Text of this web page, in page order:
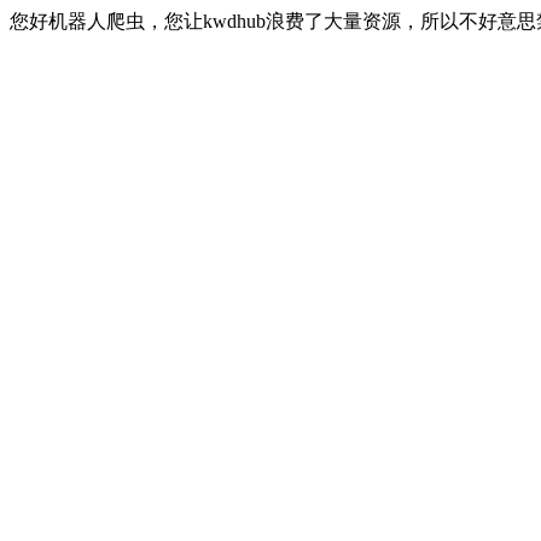
您好机器人爬虫，您让kwdhub浪费了大量资源，所以不好意